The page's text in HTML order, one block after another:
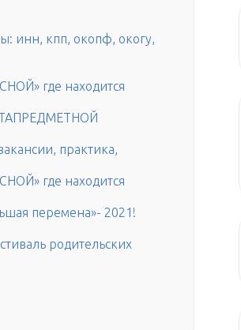
инн, кпп, окопф, окогу,
где находится
практика,
где находится
перемена»- 2021!
родительских